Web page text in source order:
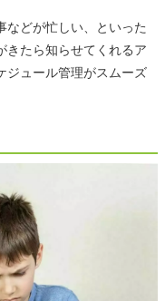
などが忙しい、といった
きたら知らせてくれるア
ジュール管理がスムーズ